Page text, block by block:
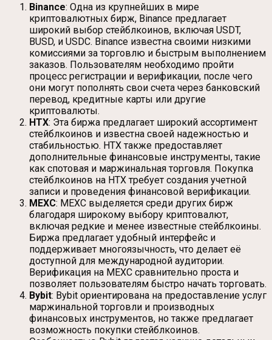
Binance: Одна из крупнейших в мире
криптовалютных бирж, Binance предлагает
широкий выбор стейблкоинов, включая USDT,
BUSD, и USDC. Binance известна своими низкими
комиссиями за торговлю и быстрым выполнением
заказов. Пользователям необходимо пройти
процесс регистрации и верификации, после чего
они могут пополнять свои счета через банковский
перевод, кредитные карты или другие
криптовалюты.
HTX: Эта биржа предлагает широкий ассортимент
стейблкоинов и известна своей надежностью и
стабильностью. HTX также предоставляет
дополнительные финансовые инструменты, такие
как спотовая и маржинальная торговля. Покупка
стейблкоинов на HTX требует создания учетной
записи и проведения финансовой верификации.
MEXC: MEXC выделяется среди других бирж
благодаря широкому выбору криптовалют,
включая редкие и менее известные стейблкоины.
Биржа предлагает удобный интерфейс и
поддерживает многоязычность, что делает её
доступной для международной аудитории.
Верификация на MEXC сравнительно проста и
позволяет пользователям быстро начать торговать.
Bybit: Bybit ориентирована на предоставление услуг
маржинальной торговли и производных
финансовых инструментов, но также предлагает
возможность покупки стейблкоинов.